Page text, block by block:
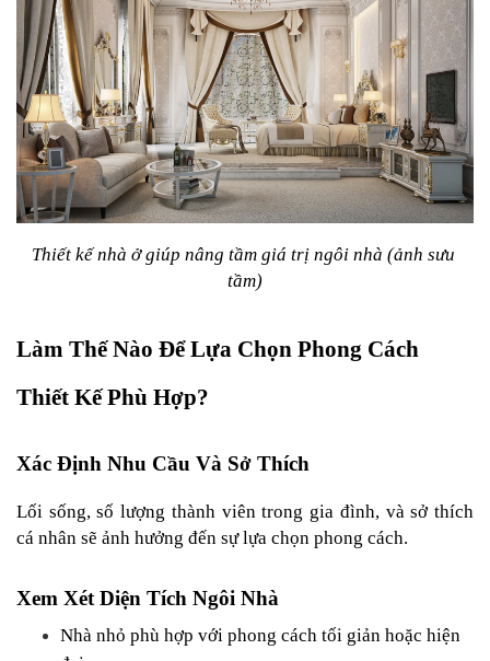
Thiết kế nhà ở giúp nâng tầm giá trị ngôi nhà (ảnh sưu
tầm)
Làm Thế Nào Để Lựa Chọn Phong Cách
Thiết Kế Phù Hợp?
Xác Định Nhu Cầu Và Sở Thích
Lối sống, số lượng thành viên trong gia đình, và sở thích
cá nhân sẽ ảnh hưởng đến sự lựa chọn phong cách.
Xem Xét Diện Tích Ngôi Nhà
Nhà nhỏ phù hợp với phong cách tối giản hoặc hiện